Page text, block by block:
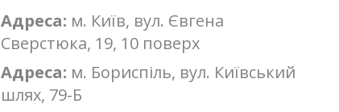
Адреса: м. Київ, вул. Євгена
Сверстюка, 19, 10 поверх
Адреса: м. Бориспіль, вул. Київський
шлях, 79-Б